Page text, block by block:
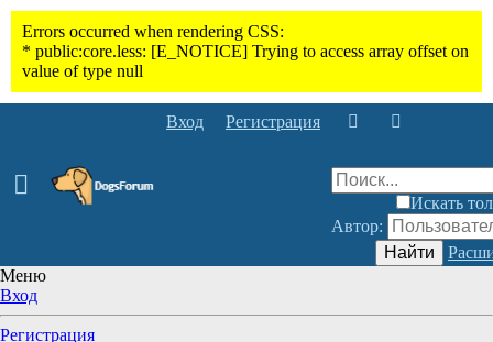
Вход Регистрация
Искать
Автор:
Найти
Меню
Вход
Регистрация